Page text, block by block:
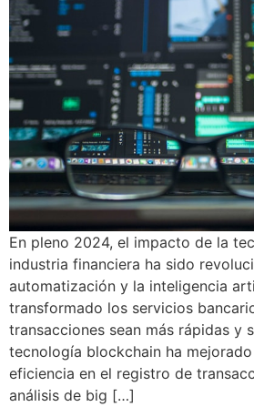
En pleno 2024, el impacto de la
industria financiera ha sido
automatización y la inteligencia
transformado los servicios
transacciones sean más rápidas y
tecnología blockchain ha
eficiencia en el registro de
análisis de big […]